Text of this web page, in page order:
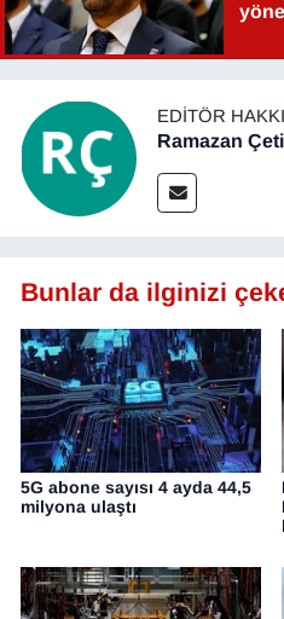
EDITÖR
Ramazan
Bunlar da ilginizi
5G abone sayısı 4 ayda 44,5
milyona ulaştı